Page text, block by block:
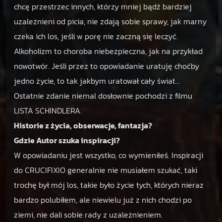
chcę przestrzec innych, którzy mniej bądź bardziej
uzależnieni od picia, nie zdają sobie sprawy, jak marny
czeka ich los, jeśli w porę nie zaczną się leczyć.
Alkoholizm to choroba niebezpieczna, jak na przykład
nowotwór. Jeśli przez to opowiadanie uratuję choćby
jedno życie, to tak jakbym uratował cały świat…
Ostatnie zdanie niemal dosłownie pochodzi z filmu
LISTA SCHINDLERA.
Historie z życia, obserwacje, fantazja?
Gdzie Autor szuka inspiracji?
W opowiadaniu jest wszystko, co wymieniłeś. Inspiracji
do CRUCIFIXIO generalnie nie musiałem szukać, taki
trochę był mój los, takie było życie tych, których nieraz
bardzo polubiłem, ale niewielu już z nich chodzi po
ziemi, nie dali sobie rady z uzależnieniem.